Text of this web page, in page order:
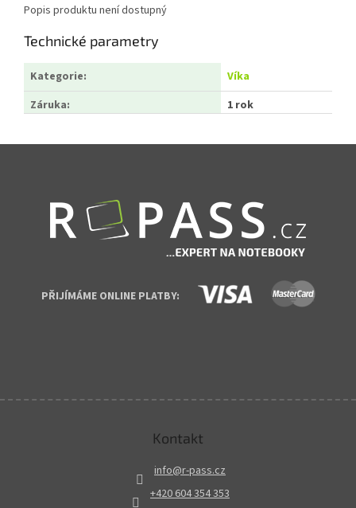
Popis produktu není dostupný
Technické parametry
Kategorie:
Víka
Záruka: 1 rok
PŘIJÍMÁME ONLINE PLATBY:
Kontakt
info@r-pass.cz
+420 604 354 353